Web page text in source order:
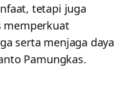
tetapi juga
memperkuat
serta menjaga daya
Pamungkas.